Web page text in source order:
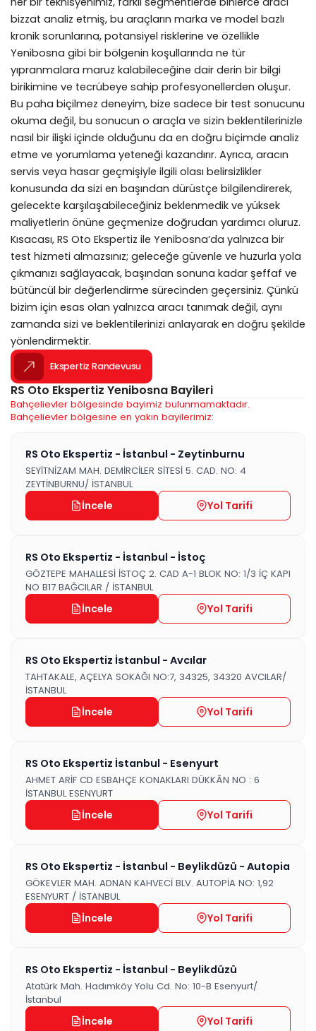
bizzat analiz etmiş, bu araçların marka ve model bazlı
kronik sorunlarına, potansiyel risklerine ve özellikle
Yenibosna gibi bir bölgenin koşullarında ne tür
yıpranmalara maruz kalabileceğine dair derin bir bilgi
birikimine ve tecrübeye sahip profesyonellerden oluşur.
Bu paha biçilmez deneyim, bize sadece bir test sonucunu
okuma değil, bu sonucun o araçla ve sizin beklentilerinizle
nasıl bir ilişki içinde olduğunu da en doğru biçimde analiz
etme ve yorumlama yeteneği kazandırır. Ayrıca, aracın
servis veya hasar geçmişiyle ilgili olası belirsizlikler
konusunda da sizi en başından dürüstçe bilgilendirerek,
gelecekte karşılaşabileceğiniz beklenmedik ve yüksek
maliyetlerin önüne geçmenize doğrudan yardımcı oluruz.
Kısacası, RS Oto Ekspertiz ile Yenibosna’da yalnızca bir
test hizmeti almazsınız; geleceğe güvenle ve huzurla yola
çıkmanızı sağlayacak, başından sonuna kadar şeffaf ve
bütüncül bir değerlendirme sürecinden geçersiniz. Çünkü
bizim için esas olan yalnızca aracı tanımak değil, aynı
zamanda sizi ve beklentilerinizi anlayarak en doğru şekilde
yönlendirmektir.
Ekspertiz Randevusu
RS Oto Ekspertiz Yenibosna Bayileri
Bahçelievler bölgesinde bayimiz bulunmamaktadır.
Bahçelievler bölgesine en yakın bayilerimiz:
RS Oto Ekspertiz - İstanbul - Zeytinburnu
SEYİTNİZAM MAH. DEMİRCİLER SİTESİ 5. CAD. NO: 4
ZEYTİNBURNU/ İSTANBUL
İncele Yol Tarifi
RS Oto Ekspertiz - İstanbul - İstoç
GÖZTEPE MAHALLESİ İSTOÇ 2. CAD A-1 BLOK NO: 1/3 İÇ KAPI
NO B17 BAĞCILAR / İSTANBUL
İncele Yol Tarifi
RS Oto Ekspertiz İstanbul - Avcılar
TAHTAKALE, AÇELYA SOKAĞI NO:7, 34325, 34320 AVCILAR/
İSTANBUL
İncele Yol Tarifi
RS Oto Ekspertiz İstanbul - Esenyurt
AHMET ARİF CD ESBAHÇE KONAKLARI DÜKKÂN NO : 6
İSTANBUL ESENYURT
İncele Yol Tarifi
RS Oto Ekspertiz - İstanbul - Beylikdüzü - Autopia
GÖKEVLER MAH. ADNAN KAHVECİ BLV. AUTOPİA NO: 1,92
ESENYURT / İSTANBUL
İncele Yol Tarifi
RS Oto Ekspertiz - İstanbul - Beylikdüzü
Atatürk Mah. Hadımköy Yolu Cd. No: 10-B Esenyurt/
İstanbul
İncele Yol Tarifi